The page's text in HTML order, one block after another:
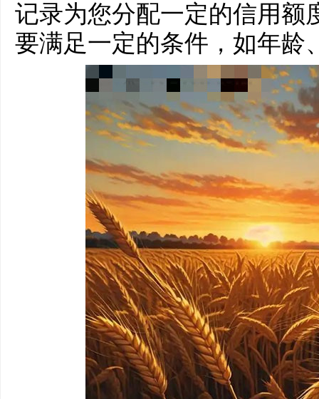
记录为您分配一定的信用额
要满足一定的条件，如年龄